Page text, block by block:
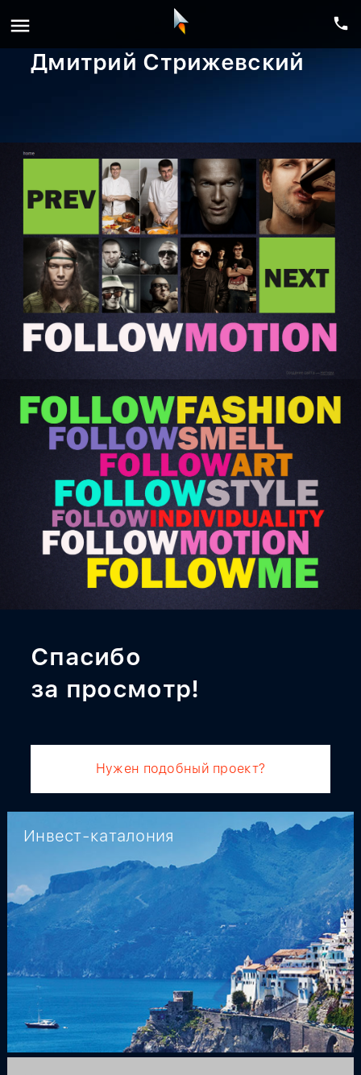
menu phone
Дмитрий Стрижевский
Спасибо
за просмотр!
Нужен подобный проект?
Инвест-каталония